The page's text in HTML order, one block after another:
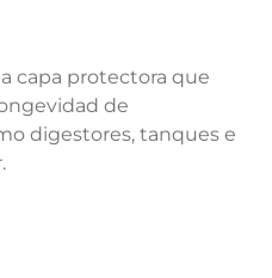
capa protectora que
de
digestores, tanques e